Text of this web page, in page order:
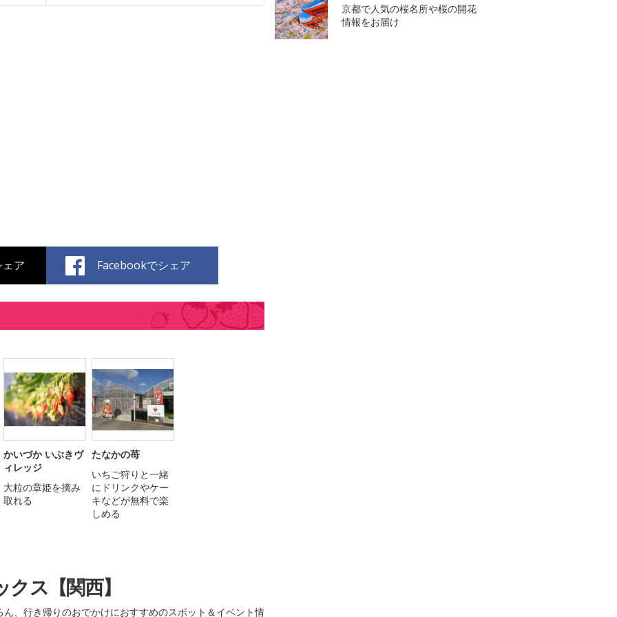
ア Facebookでシェア
かいづか いぶきヴ
ィレッジ
大粒の章姫を摘み
取れる
たなかの苺
いちご狩りと一緒
にドリンクやケー
キなどが無料で楽
しめる
ス【関西】
、行き帰りのおでかけにおすすめのスポット＆イベント情
京都で人気の桜名所や桜の開花
情報をお届け